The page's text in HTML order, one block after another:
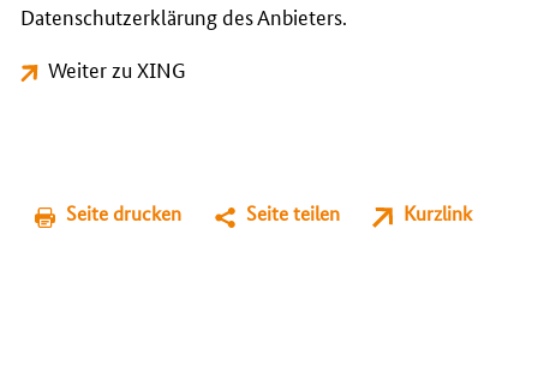
Datenschutzerklärung des Anbieters.
Weiter zu XING
Seite drucken Seite teilen Kurzlink